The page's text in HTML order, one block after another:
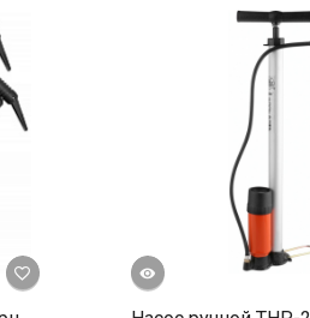
+ К сравнению
В избранное
просмотр